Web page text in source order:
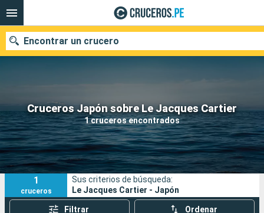
Cruceros Japón sobre Le Jacques Cartier
1 cruceros encontrados
Encontrar un crucero
Nuestros destinos
Fecha de salida
Puertos Compañías
Buscar
1
cruceros
Sus criterios de búsqueda:
Le Jacques Cartier - Japón
Filtrar Ordenar